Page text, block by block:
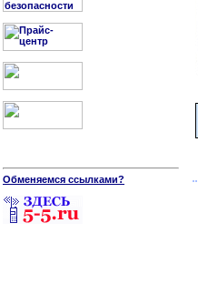
Обменяемся ссылками?